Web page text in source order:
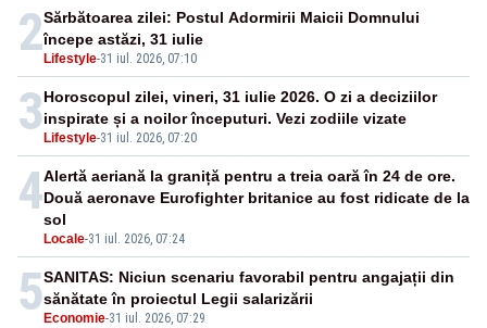
2 Lifestyle-31 iul. 2026, 07:10
Sărbătoarea zilei: Postul Adormirii Maicii Domnului
începe astăzi, 31 iulie
3 Lifestyle-31 iul. 2026, 07:20
Horoscopul zilei, vineri, 31 iulie 2026. O zi a deciziilor
inspirate și a noilor începuturi. Vezi zodiile vizate
4
Locale-31 iul. 2026, 07:24
Alertă aeriană la graniță pentru a treia oară în 24 de ore.
Două aeronave Eurofighter britanice au fost ridicate de la
sol
5 Economie-31 iul. 2026, 07:29
SANITAS: Niciun scenariu favorabil pentru angajații din
sănătate în proiectul Legii salarizării